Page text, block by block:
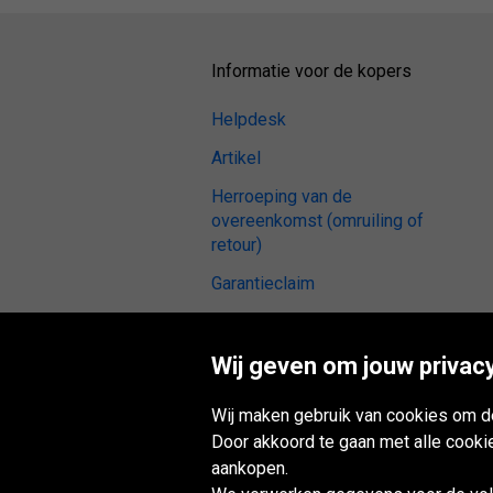
Informatie voor de kopers
Helpdesk
Artikel
Herroeping van de
overeenkomst (omruiling of
retour)
Garantieclaim
Algemene voorwaarden
Montagepunt
Digitale toegankelijkheid
Wij geven om jouw
Wij maken gebruik van cookies om
Door akkoord te gaan met alle
aankopen.